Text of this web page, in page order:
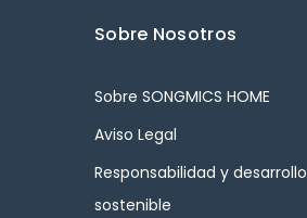
Sobre Nosotros
Sobre SONGMICS HOME
Aviso Legal
Responsabilidad y desarrollo
sostenible